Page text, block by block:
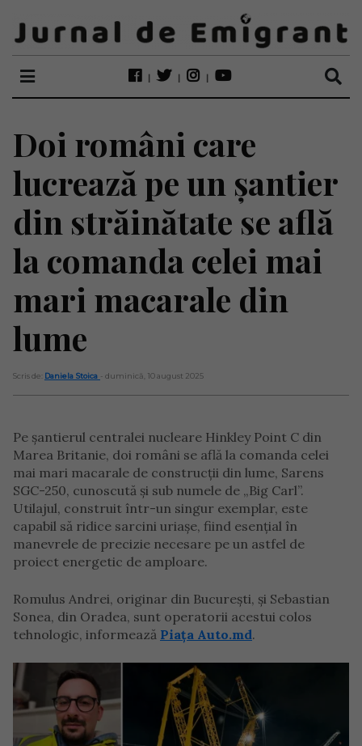
Doi români care
lucrează pe un șantier
din străinătate se află
la comanda celei mai
mari macarale din
lume
Scris de: Daniela Stoica - duminică, 10 august 2025
Pe șantierul centralei nucleare Hinkley Point C din
Marea Britanie, doi români se află la comanda celei
mai mari macarale de construcții din lume, Sarens
SGC-250, cunoscută și sub numele de „Big Carl”.
Utilajul, construit într-un singur exemplar, este
capabil să ridice sarcini uriașe, fiind esențial în
manevrele de precizie necesare pe un astfel de
proiect energetic de amploare.
Romulus Andrei, originar din București, și Sebastian
Sonea, din Oradea, sunt operatorii acestui colos
tehnologic, informează Piața Auto.md.